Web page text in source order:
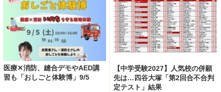
医療✕消防、縫合デモやAED講
習も「おしごと体験博」9/5
【中学受験2027】人気校の併願
先は…四谷大塚「第2回合不合判
定テスト」結果